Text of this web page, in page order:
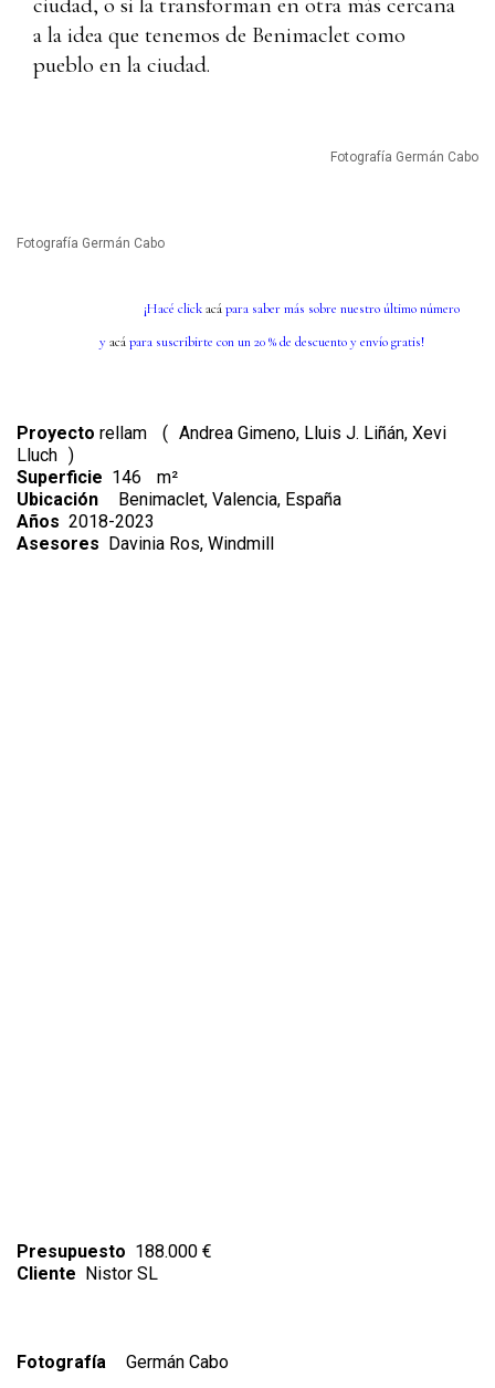
a la idea que tenemos de Benimaclet como
pueblo en la ciudad.
Fotografía Germán Cabo
Fotografía Germán Cabo
¡Hacé clickacápara saber más sobre nuestro último número
yacápara suscribirte con un 20 % de descuento y envío gratis!
Proyecto rellam ( Andrea Gimeno, Lluis J. Liñán, Xevi
Lluch )
Superficie 146
m²
Ubicación
Benimaclet, Valencia, España
Años 2018-2023
Asesores Davinia Ros, Windmill
Presupuesto 188.000 €
Cliente Nistor SL
Fotografía Germán Cabo